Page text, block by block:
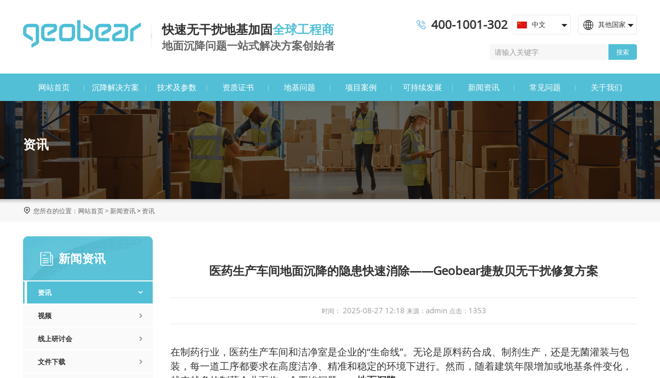
快速无干扰地基加固全球工程商
地面沉降问题一站式解决方案创始者
400-1001-302 中文 其他国家
搜索
网站首页 沉降解决方案 技术及参数 资质证书 地基问题 项目案例 可持续发展 新闻资讯 常见问题 关于我们
资讯
 您所在的位置： 网站首页> 新闻资讯> 资讯
新闻资讯
资讯
视频
线上研讨会
文件下载
医药生产车间地面沉降的隐患快速消除——Geobear捷敖贝无干扰修复方案
时间： 2025-08-27 12:18 来源： admin 点击： 1353
在制药行业，医药生产车间和洁净室是企业的“生命线”。无论是原料药合成、制剂生产，还是无菌灌装与包
装，每一道工序都要求在高度洁净、精准和稳定的环境下进行。然而，随着建筑年限增加或地基条件变化，